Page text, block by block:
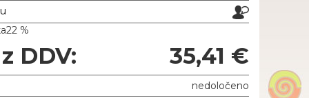
22 %
DDV: 35,41 €
nedoločeno